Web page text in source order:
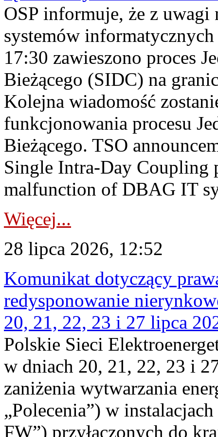
OSP informuje, że z uwagi
systemów
17:30 zawieszono proces
Bieżącego (SIDC) na
Kolejna wiadomość
funkcjonowania procesu
Bieżącego. TSO
Single Intra-Day Coupling
malfunction of DBAG IT
Więcej...
28 lipca 2026, 12:52
Komunikat dotyczący
redysponowanie
20, 21, 22, 23 i 27 lipca
Polskie Sieci
w dniach 20, 21, 22, 23 i
zaniżenia wytwarzania
„Polecenia”) w
FW”) przyłączonych do